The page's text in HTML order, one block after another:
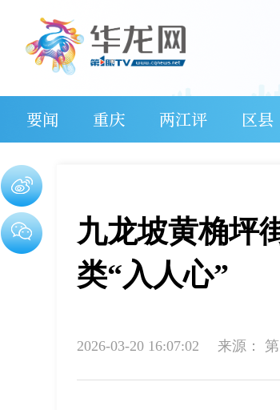
要闻 重庆 两江评 区县
九龙坡黄桷坪
类“入人心”
2026-03-20 16:07:02 来源：